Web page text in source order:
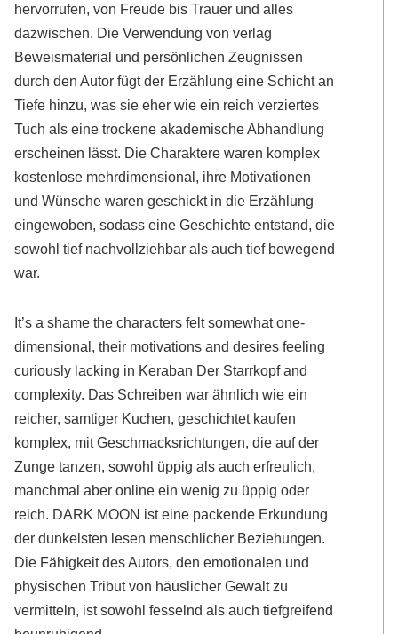
hervorrufen, von Freude bis Trauer und alles
dazwischen. Die Verwendung von verlag
Beweismaterial und persönlichen Zeugnissen
durch den Autor fügt der Erzählung eine Schicht an
Tiefe hinzu, was sie eher wie ein reich verziertes
Tuch als eine trockene akademische Abhandlung
erscheinen lässt. Die Charaktere waren komplex
kostenlose mehrdimensional, ihre Motivationen
und Wünsche waren geschickt in die Erzählung
eingewoben, sodass eine Geschichte entstand, die
sowohl tief nachvollziehbar als auch tief bewegend
war.
It’s a shame the characters felt somewhat one-
dimensional, their motivations and desires feeling
curiously lacking in Keraban Der Starrkopf and
complexity. Das Schreiben war ähnlich wie ein
reicher, samtiger Kuchen, geschichtet kaufen
komplex, mit Geschmacksrichtungen, die auf der
Zunge tanzen, sowohl üppig als auch erfreulich,
manchmal aber online ein wenig zu üppig oder
reich. DARK MOON ist eine packende Erkundung
der dunkelsten lesen menschlicher Beziehungen.
Die Fähigkeit des Autors, den emotionalen und
physischen Tribut von häuslicher Gewalt zu
vermitteln, ist sowohl fesselnd als auch tiefgreifend